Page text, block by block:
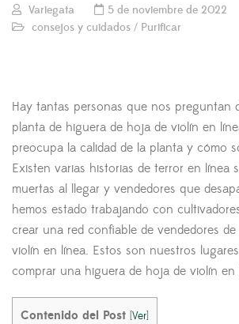
Variegata
5 de noviembre de 2022
consejos y cuidados / Purificar
Hay tantas personas que nos preguntan
planta de higuera de hoja de violín en
preocupa la calidad de la planta y cómo
Existen varias historias de terror en línea
muertas al llegar y vendedores que
hemos estado trabajando con
crear una red confiable de vendedores
violín en línea. Estos son nuestros
comprar una higuera de hoja de violín en
Contenido del Post [Ver]